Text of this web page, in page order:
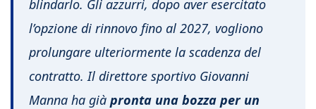
blindarlo. Gli azzurri, dopo aver esercitato
l’opzione di rinnovo fino al 2027, vogliono
prolungare ulteriormente la scadenza del
contratto. Il direttore sportivo Giovanni
Manna ha già pronta una bozza per un